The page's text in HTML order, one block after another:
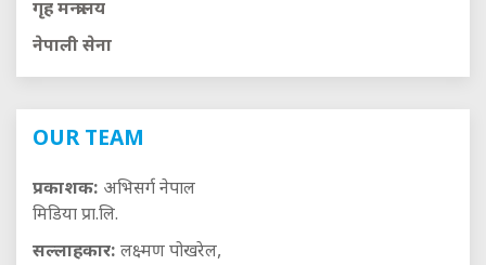
गृह मन्त्रालय
नेपाली सेना
OUR TEAM
प्रकाशक: अभिसर्ग नेपाल
मिडिया प्रा.लि.
सल्लाहकार: लक्ष्मण पोखरेल,